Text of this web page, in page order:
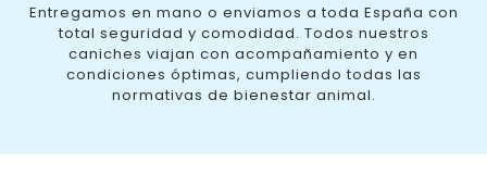
Entregamos en mano o enviamos a toda España con
total seguridad y comodidad. Todos nuestros
caniches viajan con acompañamiento y en
condiciones óptimas, cumpliendo todas las
normativas de bienestar animal.